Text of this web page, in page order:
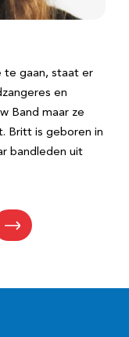
te gaan, staat er
en
Band maar ze
Britt is geboren in
bandleden uit